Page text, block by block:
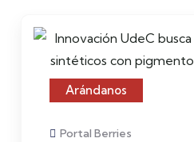
Arándanos
Portal Berries